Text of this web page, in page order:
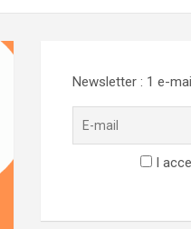
Newsletter : 1 e-
I